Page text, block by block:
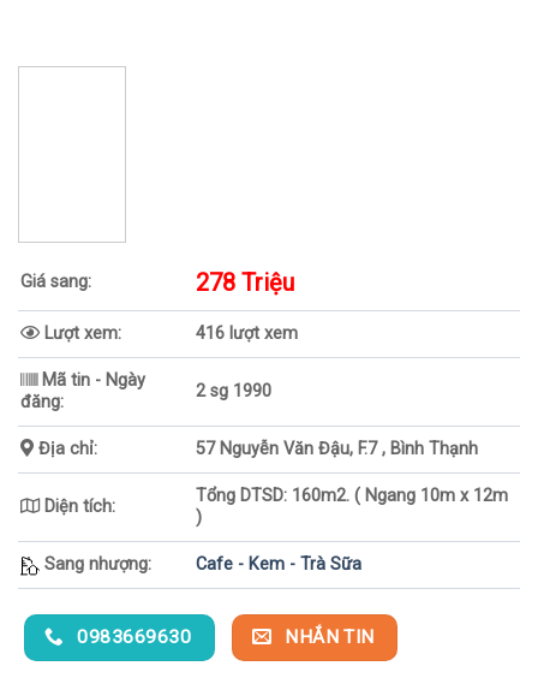
Giá sang: 278 Triệu
Lượt xem: 416 lượt xem
Mã tin - Ngày
đăng:
2 sg 1990
Địa chỉ: 57 Nguyễn Văn Đậu, F.7 , Bình Thạnh
Diện tích:
Tổng DTSD: 160m2. ( Ngang 10m x 12m
)
Sang nhượng: Cafe - Kem - Trà Sữa
0983669630 NHẮN TIN